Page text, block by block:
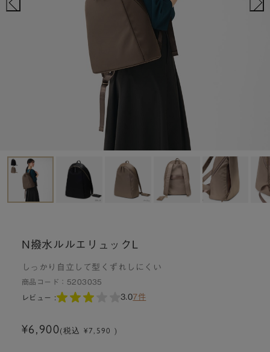
N撥水ルルエリュックL
しっかり自立して型くずれしにくい
商品コード： 5203035
レビュー : 3.07件
¥6,900(税込 ¥7,590 )